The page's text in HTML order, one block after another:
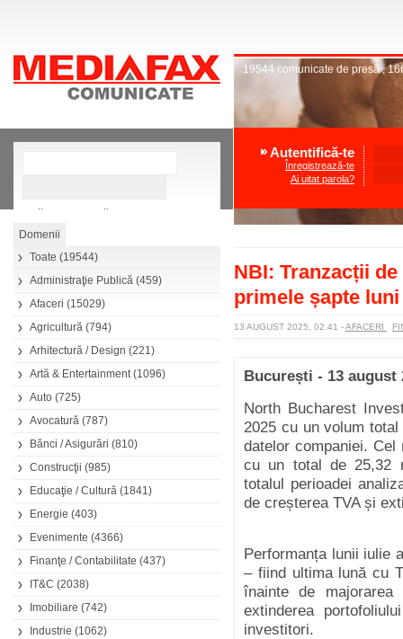
Căutare avansată
Toate (19544)
Administraţie Publică (459)
Afaceri (15029)
Agricultură (794)
Arhitectură / Design (221)
Artă & Entertainment(1096)
Auto (725)
Avocatură (787)
Bănci / Asigurări (810)
Construcţii (985)
Educaţie / Cultură (1841)
Energie (403)
Evenimente (4366)
Finanţe / Contabilitate (437)
IT&C (2038)
Imobiliare (742)
Industrie (1062)
19544 comunicate de presă,
Autentifică-te
Înregistrează-te
Ai uitat parola?
NBI: Tranzacții
primele șapte luni
13 AUGUST 2025, 02.41 -AFACERI
București - 13 august
North Bucharest
2025 cu un volum
datelor companiei.
cu un total de 25,32
totalul perioadei
de creșterea TVA și
Performanța lunii iulie
– fiind ultima lună cu
înainte de
extinderea
investitori.